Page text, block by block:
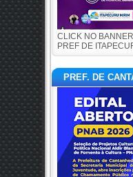
CLICK NO
PREF DE
PREF. DE